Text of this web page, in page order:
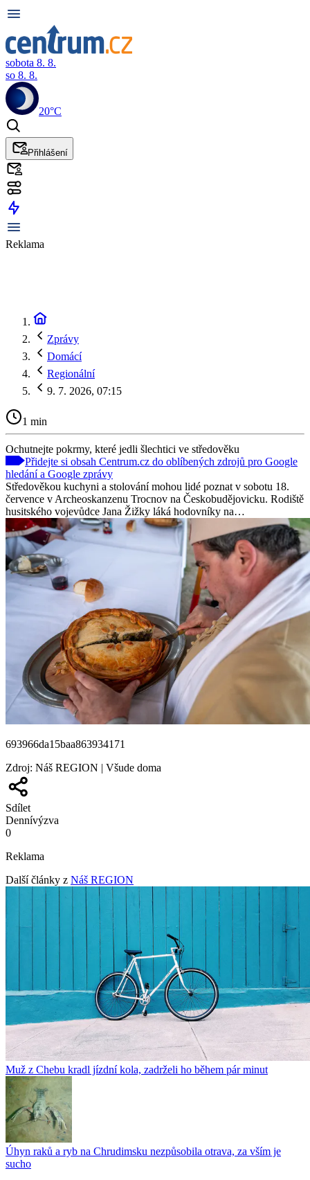
sobota 8. 8.
so 8. 8.
20°C
Přihlášení
Reklama
Zprávy
Domácí
Regionální
9. 7. 2026, 07:15
1 min
Ochutnejte pokrmy, které jedli šlechtici ve středověku
Přidejte si obsah Centrum.cz do oblíbených zdrojů pro Google
hledání a Google zprávy
Středověkou kuchyni a stolování mohou lidé poznat v sobotu 18.
července v Archeoskanzenu Trocnov na Českobudějovicku. Rodiště
husitského vojevůdce Jana Žižky láká hodovníky na…
693966da15baa863934171
Zdroj: Náš REGION | Všude doma
Sdílet
Dennívýzva
0
Reklama
Další články z Náš REGION
Muž z Chebu kradl jízdní kola, zadrželi ho během pár minut
Úhyn raků a ryb na Chrudimsku nezpůsobila otrava, za vším je
sucho